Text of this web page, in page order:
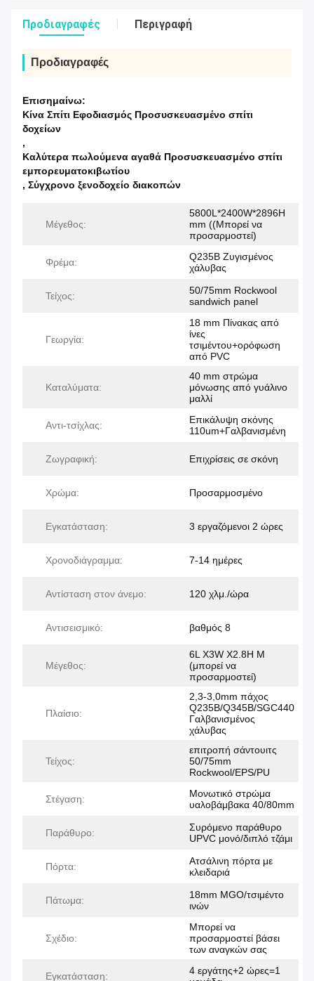
Προδιαγραφές Περιγραφή
Προδιαγραφές
Επισημαίνω:
Κίνα Σπίτι Εφοδιασμός Προσυσκευασμένο σπίτι
δοχείων
,
Καλύτερα πωλούμενα αγαθά Προσυσκευασμένο σπίτι
εμπορευματοκιβωτίου
, Σύγχρονο ξενοδοχείο διακοπών
Μέγεθος:
5800L*2400W*2896H
mm ((Μπορεί να
προσαρμοστεί)
Φρέμα:
Q235B Ζυγισμένος
χάλυβας
Τείχος:
50/75mm Rockwool
sandwich panel
Γεωργία:
18 mm Πίνακας από
ίνες
τσιμέντου+ορόφωση
από PVC
Καταλύματα:
40 mm στρώμα
μόνωσης από γυάλινο
μαλλί
Αντι-τσίχλας:
Επικάλυψη σκόνης
110um+Γαλβανισμένη
Ζωγραφική: Επιχρίσεις σε σκόνη
Χρώμα: Προσαρμοσμένο
Εγκατάσταση: 3 εργαζόμενοι 2 ώρες
Χρονοδιάγραμμα: 7-14 ημέρες
Αντίσταση στον άνεμο: 120 χλμ./ώρα
Αντισεισμικό: βαθμός 8
Μέγεθος:
6L X3W X2.8H M
(μπορεί να
προσαρμοστεί)
Πλαίσιο:
2,3-3,0mm πάχος
Q235B/Q345B/SGC440
Γαλβανισμένος
χάλυβας
Τείχος:
επιτροπή σάντουιτς
50/75mm
Rockwool/EPS/PU
Στέγαση:
Μονωτικό στρώμα
υαλοβάμβακα 40/80mm
Παράθυρο:
Συρόμενο παράθυρο
UPVC μονό/διπλό τζάμι
Πόρτα:
Ατσάλινη πόρτα με
κλειδαριά
Πάτωμα:
18mm MGO/τσιμέντο
ινών
Σχέδιο:
Μπορεί να
προσαρμοστεί βάσει
των αναγκών σας
Εγκατάσταση:
4 εργάτης+2 ώρες=1